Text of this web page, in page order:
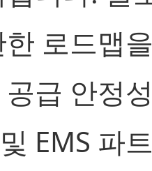
로드맵
급 안정
EMS 파